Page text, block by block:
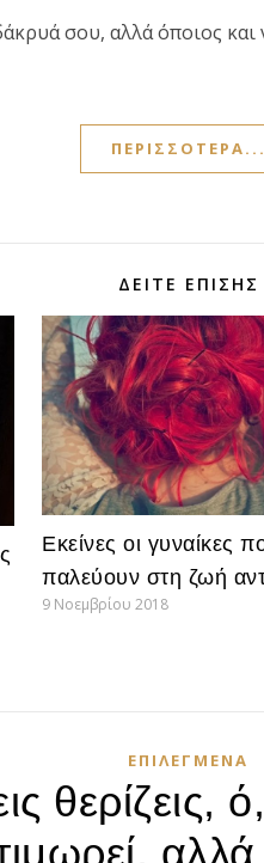
σου, αλλά όποιος και
ΠΕΡΙΣΣΌΤΕΡΑ...
ΔΕΊΤΕ ΕΠΊΣΗΣ
Εκείνες οι γυναίκες
παλεύουν στη ζωή
9 Νοεμβρίου 2018
ΕΠΙΛΕΓΜΈΝΑ
θερίζεις,